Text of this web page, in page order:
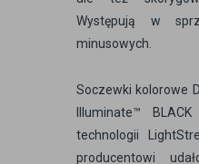
Występują w
minusowych.
Soczewki kolorowe
Illuminate™
technologii
producentowi